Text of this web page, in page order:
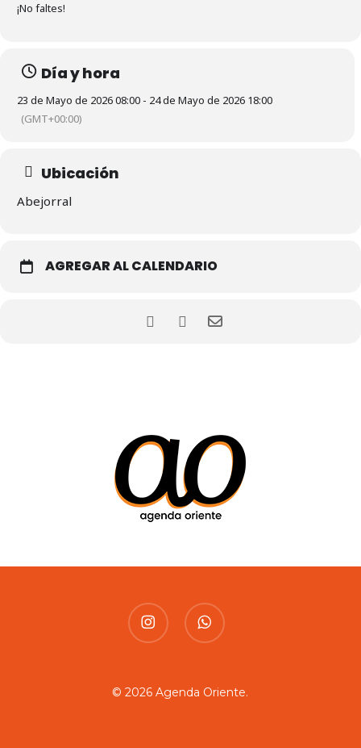
¡No faltes!
Día y hora
23 de Mayo de 2026 08:00 - 24 de Mayo de 2026 18:00
(GMT+00:00)
Ubicación
Abejorral
AGREGAR AL CALENDARIO
instagram whatsapp
© 2026 Agenda Oriente.